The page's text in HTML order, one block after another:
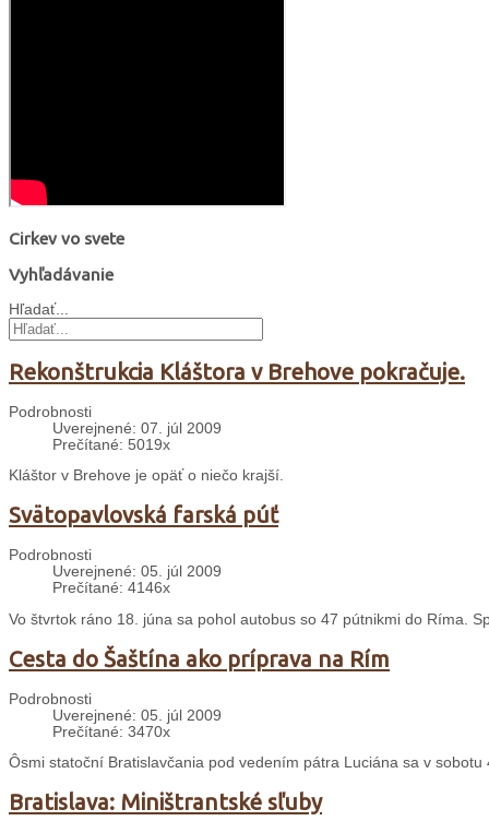
Cirkev vo svete
Vyhľadávanie
Hľadať...
Rekonštrukcia Kláštora v Brehove pokračuje.
Podrobnosti
Uverejnené: 07. júl 2009
Prečítané: 5019x
Kláštor v Brehove je opäť o niečo krajší.
Svätopavlovská farská púť
Podrobnosti
Uverejnené: 05. júl 2009
Prečítané: 4146x
Vo štvrtok ráno 18. júna sa pohol autobus so 47 pútnikmi do Ríma.
Cesta do Šaštína ako príprava na Rím
Podrobnosti
Uverejnené: 05. júl 2009
Prečítané: 3470x
Ôsmi statoční Bratislavčania pod vedením pátra Luciána sa v
Bratislava: Miništrantské sľuby